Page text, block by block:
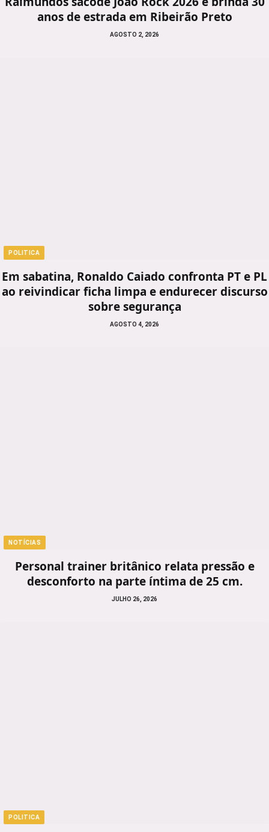
anos de estrada em Ribeirão Preto
AGOSTO 2, 2026
POLITICA
Em sabatina, Ronaldo Caiado confronta PT e PL
ao reivindicar ficha limpa e endurecer discurso
sobre segurança
AGOSTO 4, 2026
NOTÍCIAS
Personal trainer britânico relata pressão e
desconforto na parte íntima de 25 cm.
JULHO 26, 2026
POLITICA